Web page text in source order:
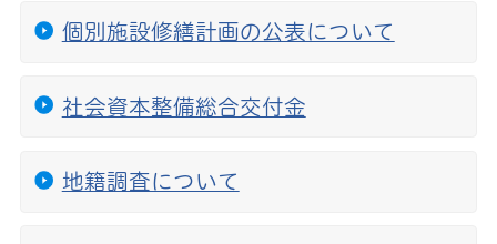
個別施設修繕計画の公表について
社会資本整備総合交付金
地籍調査について